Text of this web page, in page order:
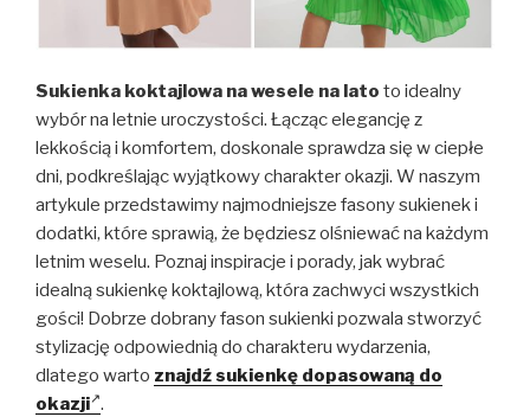
Sukienka koktajlowa na wesele na lato to idealny
wybór na letnie uroczystości. Łącząc elegancję z
lekkością i komfortem, doskonale sprawdza się w ciepłe
dni, podkreślając wyjątkowy charakter okazji. W naszym
artykule przedstawimy najmodniejsze fasony sukienek i
dodatki, które sprawią, że będziesz olśniewać na każdym
letnim weselu. Poznaj inspiracje i porady, jak wybrać
idealną sukienkę koktajlową, która zachwyci wszystkich
gości! Dobrze dobrany fason sukienki pozwala stworzyć
stylizację odpowiednią do charakteru wydarzenia,
dlatego warto znajdź sukienkę dopasowaną do
okazji .